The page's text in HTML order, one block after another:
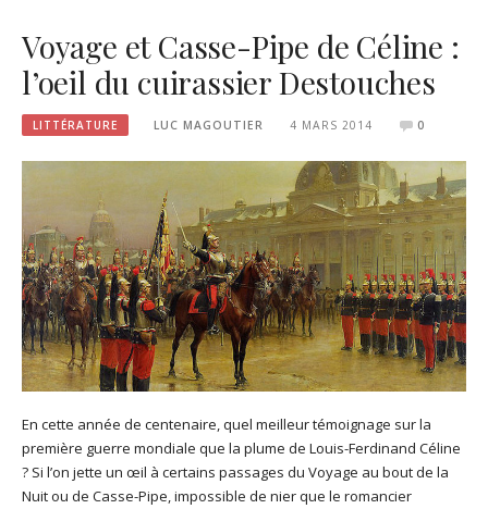
Voyage et Casse-Pipe de Céline :
l’oeil du cuirassier Destouches
LITTÉRATURE LUC MAGOUTIER 4 MARS 2014 0
En cette année de centenaire, quel meilleur témoignage sur la
première guerre mondiale que la plume de Louis-Ferdinand Céline
? Si l’on jette un œil à certains passages du Voyage au bout de la
Nuit ou de Casse-Pipe, impossible de nier que le romancier